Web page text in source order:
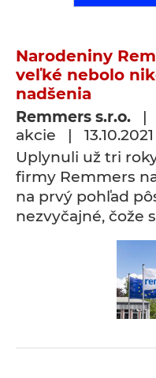
Narodeniny
veľké nebolo
nadšenia
Remmers s.r.o. |
akcie | 13.10.2021
Uplynuli už tri
firmy Remmers
na prvý pohľad
nezvyčajné, čože